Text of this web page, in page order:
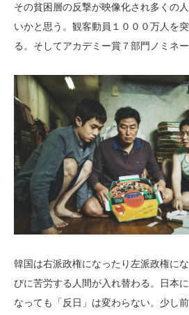
その貧困層の反撃が映像化され多くの
いかと思う。観客動員１０００万人を
る。そしてアカデミー賞７部門ノミネー
韓国は右派政権になったり左派政権に
びに苦労する人間が入れ替わる。日本
なっても「反日」は変わらない。少し